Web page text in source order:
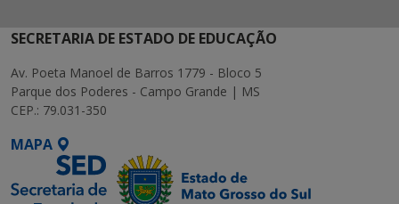
SECRETARIA DE ESTADO DE EDUCAÇÃO
Av. Poeta Manoel de Barros 1779 - Bloco 5
Parque dos Poderes - Campo Grande | MS
CEP.: 79.031-350
MAPA